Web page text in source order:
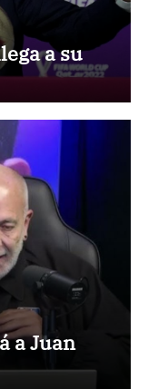
a su
a Juan